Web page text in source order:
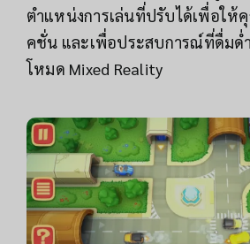
ตำแหน่งการเล่นที่ปรับได้เพื่อให้
คชั่น และเพื่อประสบการณ์ที่ดื่มด่
โหมด Mixed Reality